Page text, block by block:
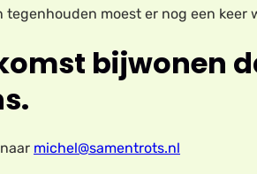
moest er nog een
bijwonen
michel@samentrots.nl